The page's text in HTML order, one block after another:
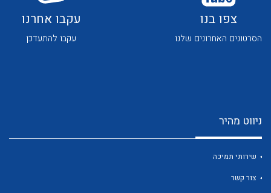
צפו בנו
הסרטונים האחרונים שלנו
עקבו אחרנו
עקבו להתעדכן
ניווט מהיר
שירותי תמיכה
צור קשר